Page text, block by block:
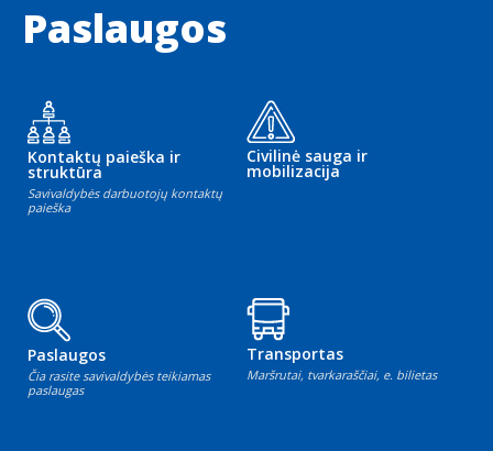
Paslaugos
Kontaktų paieška ir
struktūra
Savivaldybės darbuotojų kontaktų
paieška
Civilinė sauga ir
mobilizacija
Paslaugos
Čia rasite savivaldybės teikiamas
paslaugas
Transportas
Maršrutai, tvarkaraščiai, e. bilietas